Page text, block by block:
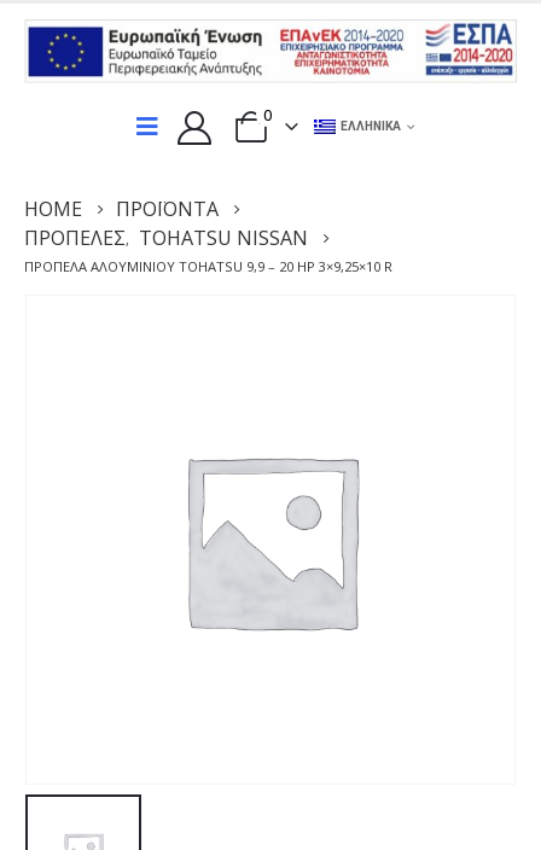
0
ΕΛΛΗΝΙΚΆ
HOME
ΠΡΟΪΌΝΤΑ
ΠΡΟΠΈΛΕΣ, TOHATSU NISSAN
ΠΡΟΠΈΛΑ ΑΛΟΥΜΙΝΊΟΥ TOHATSU 9,9 – 20 HP 3×9,25×10 R